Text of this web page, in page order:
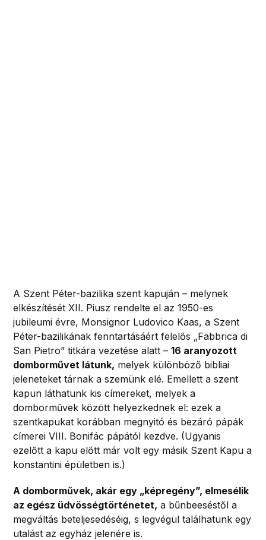
A Szent Péter-bazilika szent kapuján – melynek
elkészítését XII. Piusz rendelte el az 1950-es
jubileumi évre, Monsignor Ludovico Kaas, a Szent
Péter-bazilikának fenntartásáért felelős „Fabbrica di
San Pietro” titkára vezetése alatt –16 aranyozott
domborművet látunk, melyek különböző bibliai
jeleneteket tárnak a szemünk elé. Emellett a szent
kapun láthatunk kis címereket, melyek a
domborművek között helyezkednek el: ezek a
szentkapukat korábban megnyitó és bezáró pápák
címerei VIII. Bonifác pápától kezdve. (Ugyanis
ezelőtt a kapu előtt már volt egy másik Szent Kapu a
konstantini épületben is.)
A domborművek, akár egy „képregény”, elmesélik
az egész üdvösségtörténetet, a bűnbeeséstől a
megváltás beteljesedéséig, s legvégül találhatunk egy
utalást az egyház jelenére is.